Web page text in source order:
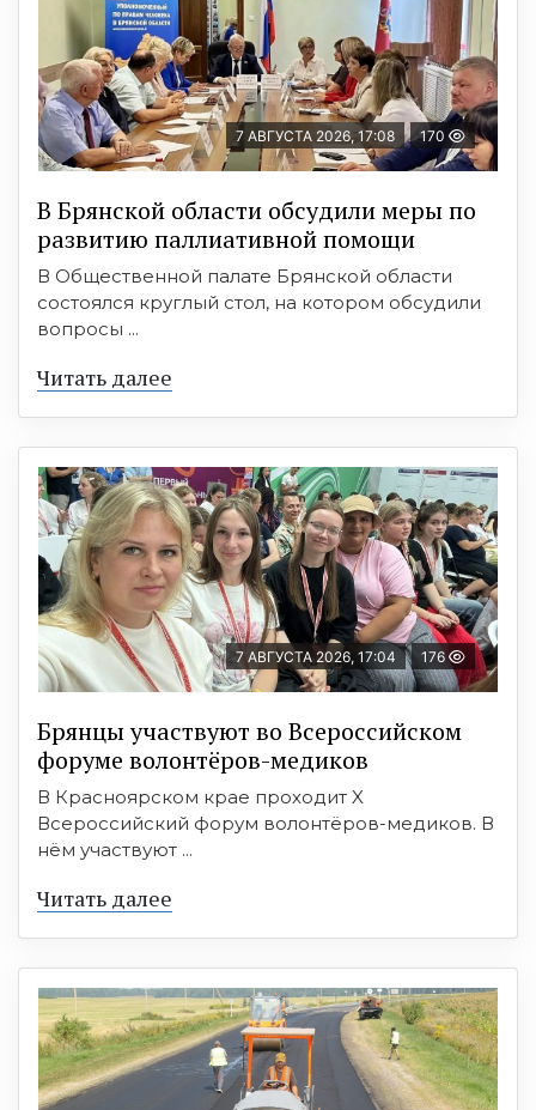
7 АВГУСТА 2026, 17:08 170
В Брянской области обсудили меры по
развитию паллиативной помощи
В Общественной палате Брянской области
состоялся круглый стол, на котором обсудили
вопросы ...
Читать далее
7 АВГУСТА 2026, 17:04 176
Брянцы участвуют во Всероссийском
форуме волонтёров-медиков
В Красноярском крае проходит X
Всероссийский форум волонтёров-медиков. В
нём участвуют ...
Читать далее